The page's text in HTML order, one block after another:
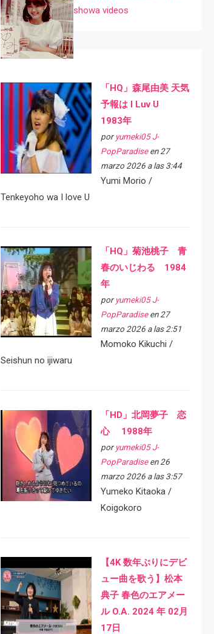
showa videos
「HQ」森尾由美 天気
予報は I Luv U
1983年
por yumeki05 J-
PopParadiseen 27
marzo 2026 a las 3:44
Yumi Morio /
Tenkeyoho wa I love U
「HQ」菊池桃子 青
春のいじわる 1984
年
por yumeki05 J-
PopParadiseen 27
marzo 2026 a las 2:51
Momoko Kikuchi /
Seishun no ijiwaru
「HD」北岡夢子 恋
心 1988年
por yumeki05 J-
PopParadiseen 26
marzo 2026 a las 3:57
Yumeko Kitaoka /
Koigokoro
【4K 数年ぶりにデビ
ュー曲を歌う】松本
典子 春色のエアメー
ル O.A. 2024 年 02月
17日